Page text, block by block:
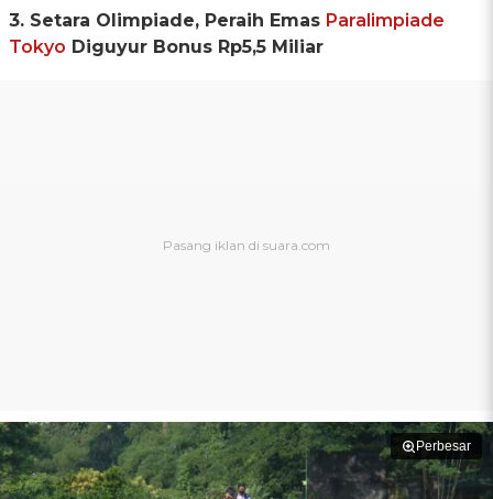
3. Setara Olimpiade, Peraih Emas Paralimpiade
Tokyo Diguyur Bonus Rp5,5 Miliar
Perbesar